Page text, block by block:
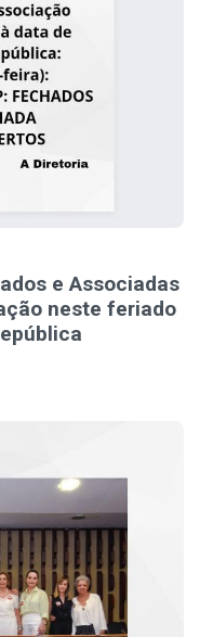
e Associadas
neste feriado